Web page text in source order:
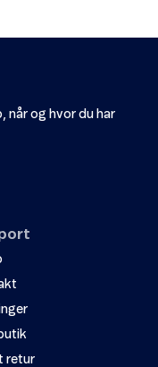
når og hvor du har
retur